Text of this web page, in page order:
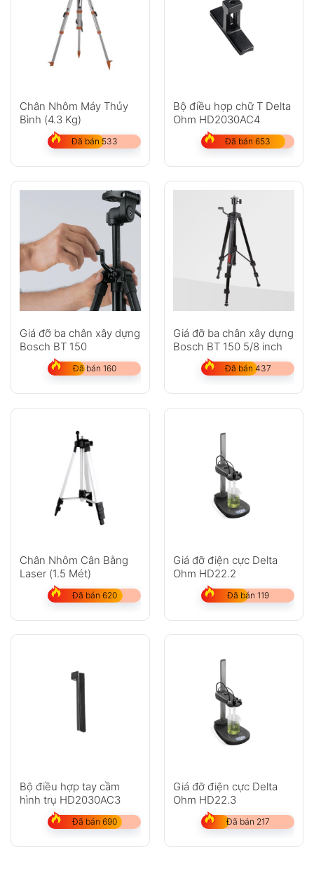
Chân Nhôm Máy Thủy
Bình (4.3 Kg)
Đã bán 533
Bộ điều hợp chữ T Delta
Ohm HD2030AC4
Đã bán 653
Giá đỡ ba chân xây dựng
Bosch BT 150
Đã bán 160
Giá đỡ ba chân xây dựng
Bosch BT 150 5/8 inch
Đã bán 437
Chân Nhôm Cân Bằng
Laser (1.5 Mét)
Đã bán 620
Giá đỡ điện cực Delta
Ohm HD22.2
Đã bán 119
Bộ điều hợp tay cầm
hình trụ HD2030AC3
Đã bán 690
Giá đỡ điện cực Delta
Ohm HD22.3
Đã bán 217